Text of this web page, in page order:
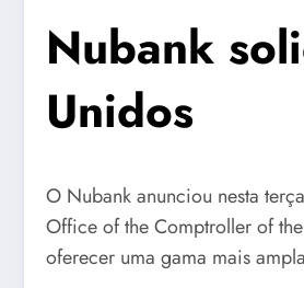
Nubank
Unidos
O Nubank anunciou nesta
Office of the Comptroller of
oferecer uma gama mais